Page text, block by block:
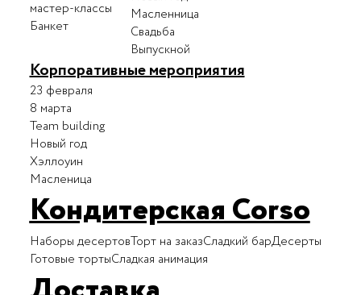
мастер-классы
Банкет
Масленница
Свадьба
Выпускной
Корпоративные мероприятия
23 февраля
8 марта
Team building
Новый год
Хэллоуин
Масленица
Кондитерская Corso
Наборы десертовТорт на заказСладкий барДесерты
Готовые тортыСладкая анимация